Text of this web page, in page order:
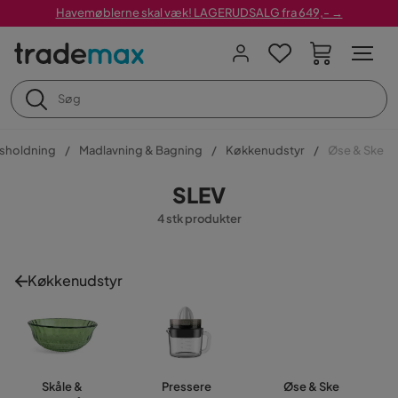
Havemøblerne skal væk! LAGERUDSALG fra 649,- →
Madlavning & Bagning Køkkenudstyr Øse & Ske
SLEV
4 stk produkter
Køkkenudstyr
Skåle &
Pressere
Øse & Ske